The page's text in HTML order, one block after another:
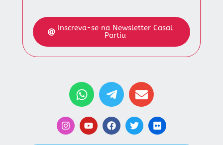
Inscreva-se na Newsletter Casal
Partiu